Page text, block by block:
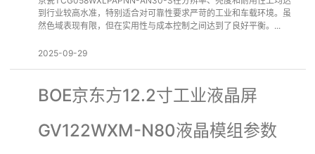
到行业较高水准，特别适合对可靠性要求严苛的工业和车载环境。虽
然色域表现有限，但在实用性与成本控制之间达到了良好平衡。...
2025-09-29
BOE京东方12.2寸工业液晶屏
GV122WXM-N80液晶模组参数